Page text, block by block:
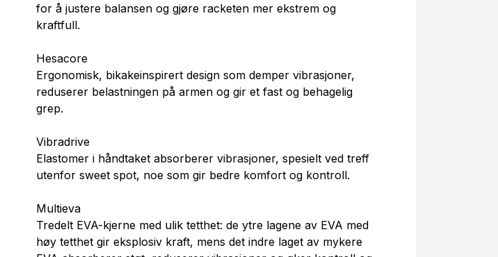
for å justere balansen og gjøre racketen mer ekstrem og
kraftfull.
Hesacore
Ergonomisk, bikakeinspirert design som demper vibrasjoner,
reduserer belastningen på armen og gir et fast og behagelig
grep.
Vibradrive
Elastomer i håndtaket absorberer vibrasjoner, spesielt ved treff
utenfor sweet spot, noe som gir bedre komfort og kontroll.
Multieva
Tredelt EVA-kjerne med ulik tetthet: de ytre lagene av EVA med
høy tetthet gir eksplosiv kraft, mens det indre laget av mykere